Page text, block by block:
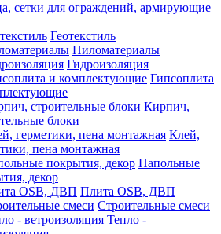
сетки для ограждений, армирующие
Геотекстиль
Пиломатериалы
Гидроизоляция
Гипсоплита
Кирпич,
блоки
Клей,
пена монтажная
Напольные
декор
Плита OSB, ДВП
Строительные смеси
Тепло -